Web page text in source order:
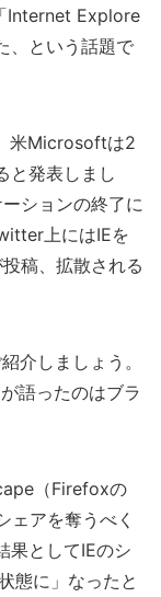
Internet Explore
、という話題で
米Microsoftは2
と発表しまし
ションの終了に
上にはIEを
稿、拡散される
介しましょう。
語ったのはブラ
（Firefoxの
アを奪うべく
果としてIEのシ
態に」なったと